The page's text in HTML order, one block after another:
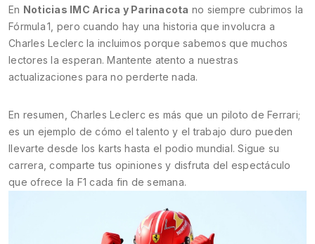
En Noticias IMC Arica y Parinacota no siempre cubrimos la
Fórmula 1, pero cuando hay una historia que involucra a
Charles Leclerc la incluimos porque sabemos que muchos
lectores la esperan. Mantente atento a nuestras
actualizaciones para no perderte nada.
En resumen, Charles Leclerc es más que un piloto de Ferrari;
es un ejemplo de cómo el talento y el trabajo duro pueden
llevarte desde los karts hasta el podio mundial. Sigue su
carrera, comparte tus opiniones y disfruta del espectáculo
que ofrece la F1 cada fin de semana.